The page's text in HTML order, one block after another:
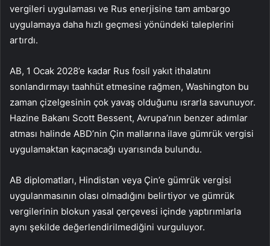
vergileri uygulaması ve Rus enerjisine tam ambargo
uygulamaya daha hızlı geçmesi yönündeki taleplerini
artırdı.
AB, 1 Ocak 2028’e kadar Rus fosil yakıt ithalatını
sonlandırmayı taahhüt etmesine rağmen, Washington bu
zaman çizelgesinin çok yavaş olduğunu ısrarla savunuyor.
Hazine Bakanı Scott Bessent, Avrupa’nın benzer adımlar
atması halinde ABD’nin Çin mallarına ilave gümrük vergisi
uygulamaktan kaçınacağı uyarısında bulundu.
AB diplomatları, Hindistan veya Çin’e gümrük vergisi
uygulanmasının olası olmadığını belirtiyor ve gümrük
vergilerinin blokun yasal çerçevesi içinde yaptırımlarla
aynı şekilde değerlendirilmediğini vurguluyor.